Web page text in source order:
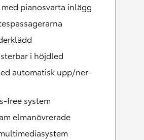
pianosvarta inlägg
i höjdled
automatisk upp/ner-
free system
elmanövrerade